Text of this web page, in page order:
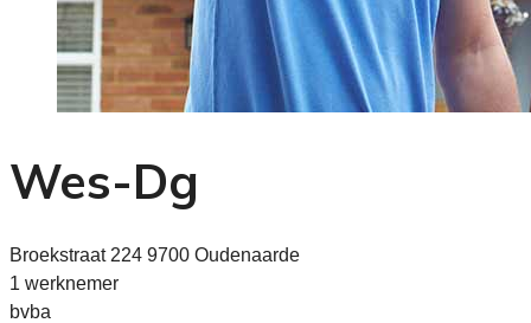
Wes-Dg
Broekstraat 224 9700 Oudenaarde
1 werknemer
bvba